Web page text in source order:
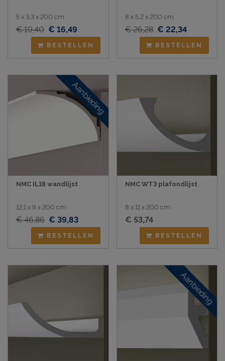
5 x 3,3 x 200 cm
€ 19,40 € 16,49
BESTELLEN
8 x 5,2 x 200 cm
€ 26,28 € 22,34
BESTELLEN
Aanbieding
NMC IL18 wandlijst
12,1 x 9 x 200 cm
€ 46,86 € 39,83
BESTELLEN
NMC WT3 plafondlijst
8 x 11 x 200 cm
€ 53,74
BESTELLEN
Aanbieding